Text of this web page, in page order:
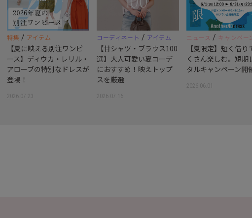
特集 / アイテム
【夏に映える別注ワンピ
ース】ディウカ・レリル・
アローブの特別なドレスが
登場！
2026.07.23
コーディネート / アイテム
【甘シャツ・ブラウス100
選】大人可愛い夏コーデ
におすすめ！映えトップ
スを厳選
2026.07.16
ニュース / キャンペー
【夏限定】短く借り
くさん楽しむ。短期
タルキャンペーン開
2026.06.01